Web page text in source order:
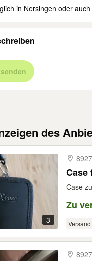
in Nersingen oder
des
3
Case
Case
Zu